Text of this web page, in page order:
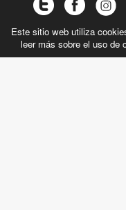
Este sitio web utiliza
leer más sobre el uso de